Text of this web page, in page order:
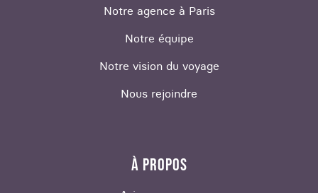
Notre agence à Paris
Notre équipe
Notre vision du voyage
Nous rejoindre
À PROPOS